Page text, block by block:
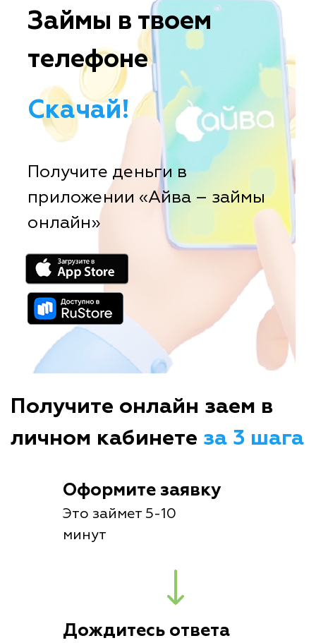
Займы в твоем
телефоне
Скачай!
Получите деньги в
приложении «Айва – займы
онлайн»
Получите онлайн заем в
личном кабинете за 3 шага
Оформите заявку
Это займет 5-10
минут
Дождитесь ответа